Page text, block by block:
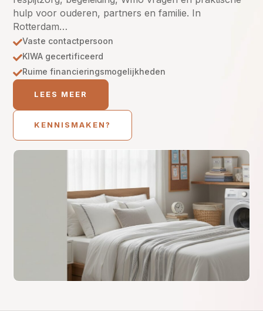
hulp voor ouderen, partners en familie. In
Rotterdam…
Vaste contactpersoon
KIWA gecertificeerd
Ruime financieringsmogelijkheden
LEES MEER
KENNISMAKEN?